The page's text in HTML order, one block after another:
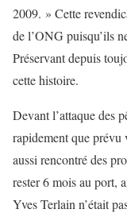
2009. » Cette
de l’ONG puisqu’ils
Préservant depuis
cette histoire.
Devant l’attaque des
rapidement que
aussi rencontré des
rester 6 mois au port,
Yves Terlain n’était